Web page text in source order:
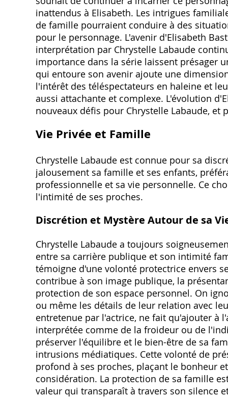
inattendus à Elisabeth. Les intrigues
de famille pourraient conduire à des
pour le personnage. L'avenir d'Elisabeth
interprétation par Chrystelle Labaude
importance dans la série laissent présager
qui entoure son avenir ajoute une
l'intérêt des téléspectateurs en haleine et
aussi attachante et complexe. L'évolution
nouveaux défis pour Chrystelle Labaude‚ et
Vie Privée et Famille
Chrystelle Labaude est connue pour sa
jalousement sa famille et ses enfants‚
professionnelle et sa vie personnelle. Ce
l'intimité de ses proches.
Discrétion et Mystère Autour de sa
Chrystelle Labaude a toujours
entre sa carrière publique et son intimité
témoigne d'une volonté protectrice envers
contribue à son image publique‚ la
protection de son espace personnel. On
ou même les détails de leur relation avec
entretenue par l'actrice‚ ne fait qu'ajouter à
interprétée comme de la froideur ou de
préserver l'équilibre et le bien-être de sa
intrusions médiatiques. Cette volonté de
profond à ses proches‚ plaçant le bonheur
considération. La protection de sa famille
valeur qui transparaît à travers son silence